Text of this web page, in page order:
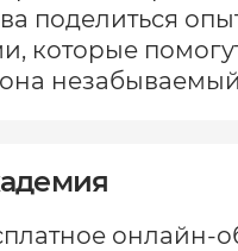
поделиться
которые